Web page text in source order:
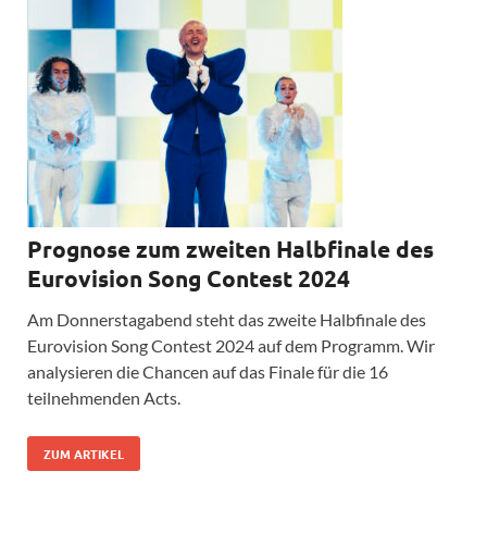
Prognose zum zweiten Halbfinale des
Eurovision Song Contest 2024
Am Donnerstagabend steht das zweite Halbfinale des
Eurovision Song Contest 2024 auf dem Programm. Wir
analysieren die Chancen auf das Finale für die 16
teilnehmenden Acts.
ZUM ARTIKEL